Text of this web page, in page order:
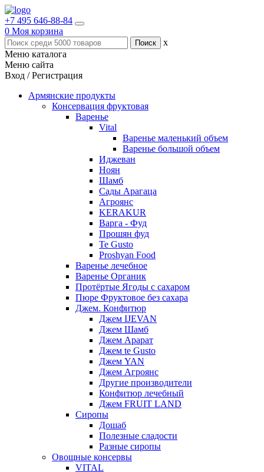
+7 495 646-88-84
0 Моя корзина
x
Меню каталога
Меню сайта
Вход / Регистрация
Армянские продукты
Консервация фруктовая
Варенье
Vital
Варенье маленький объем
Варенье большой объем
Иджеван
Ноян
Шамб
Сады Арагаца
Агроянс
KERAKUR
Варга - Фуд
Прошян фуд
Te Gusto
Proshyan Food
Варенье лечебное
Варенье Органик
Протёртые Ягоды с сахаром
Пюре Фруктовое без сахара
Джем. Конфитюр
Джем IJEVAN
Джем Шамб
Джем Арарат
Джем te Gusto
Джем YAN
Джем Агроянс
Другие производители
Конфитюр лечебный
Джем FRUIT LAND
Сиропы
Дошаб
Полезные сладости
Разные сиропы
Овощные консервы
VITAL